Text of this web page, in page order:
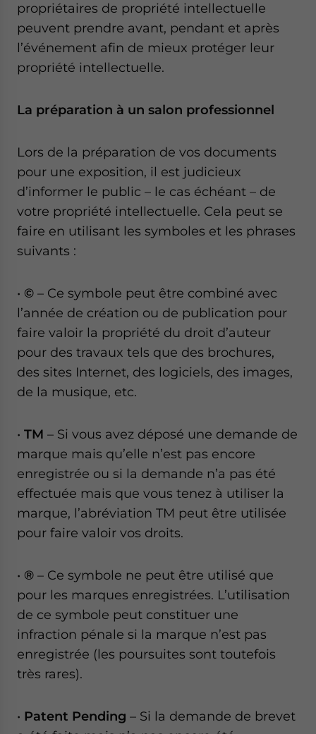
propriétaires de propriété intellectuelle
peuvent prendre avant, pendant et après
l’événement afin de mieux protéger leur
propriété intellectuelle.
La préparation à un salon professionnel
Lors de la préparation de vos documents
pour une exposition, il est judicieux
d’informer le public – le cas échéant – de
votre propriété intellectuelle. Cela peut se
faire en utilisant les symboles et les phrases
suivants :
• © – Ce symbole peut être combiné avec
l’année de création ou de publication pour
faire valoir la propriété du droit d’auteur
pour des travaux tels que des brochures,
des sites Internet, des logiciels, des images,
de la musique, etc.
• TM – Si vous avez déposé une demande de
marque mais qu’elle n’est pas encore
enregistrée ou si la demande n’a pas été
effectuée mais que vous tenez à utiliser la
marque, l’abréviation TM peut être utilisée
pour faire valoir vos droits.
• ® – Ce symbole ne peut être utilisé que
pour les marques enregistrées. L’utilisation
de ce symbole peut constituer une
infraction pénale si la marque n’est pas
enregistrée (les poursuites sont toutefois
très rares).
• Patent Pending – Si la demande de brevet